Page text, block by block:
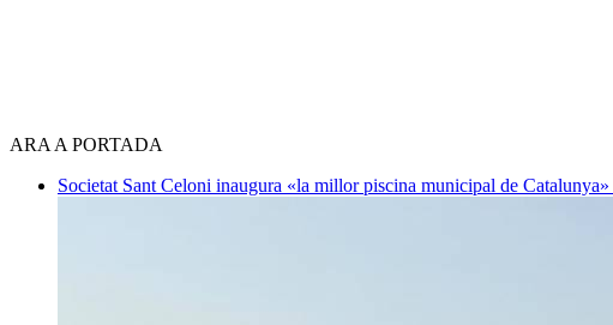
ARA A PORTADA
Societat Sant Celoni inaugura «la millor piscina municipal de Catalunya»